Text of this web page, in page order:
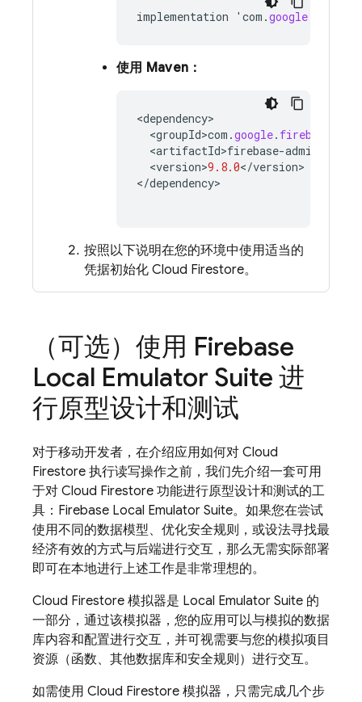
implementation ' com .google
使用 Maven：
<dependency>
<groupId>com .google. firebase
<artifactId>firebase-admin
<version>9.8.0</version>
</dependency>
按照以下说明在您的环境中使用适当的
凭据初始化 Cloud Firestore。
（可选）使用 Firebase
Local Emulator Suite 进
行原型设计和测试
对于移动开发者，在介绍应用如何对 Cloud
Firestore 执行读写操作之前，我们先介绍一套可用
于对 Cloud Firestore 功能进行原型设计和测试的工
具： Firebase Local Emulator Suite。如果您在尝试
使用不同的数据模型、优化安全规则，或设法寻找最
经济有效的方式与后端进行交互，那么无需实际部署
即可在本地进行上述工作是非常理想的。
Cloud Firestore 模拟器是 Local Emulator Suite 的
一部分，通过该模拟器，您的应用可以与模拟的数据
库内容和配置进行交互，并可视需要与您的模拟项目
资源（函数、其他数据库和安全规则）进行交互。
如需使用 Cloud Firestore 模拟器，只需完成几个步